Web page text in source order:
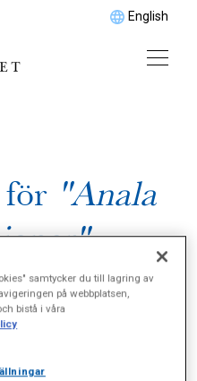
English
för "Anala
samtycker du till lagring av
på webbplatsen,
bistå i våra